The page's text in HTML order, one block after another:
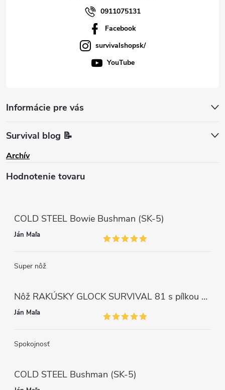
0911075131
Facebook
survivalshopsk/
YouTube
Informácie pre vás
Survival blog 📝
Archív
Hodnotenie tovaru
COLD STEEL Bowie Bushman (SK-5)
Ján Maľa
Super nôž
Nôž RAKÚSKY GLOCK SURVIVAL 81 s pílkou ZELENÝ
Ján Maľa
Spokojnosť
COLD STEEL Bushman (SK-5)